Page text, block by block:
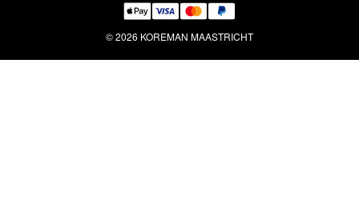
© 2026 KOREMAN MAASTRICHT